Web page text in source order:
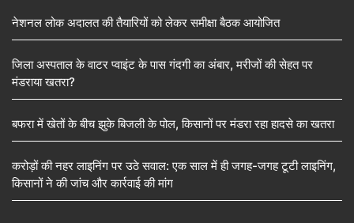
नेशनल लोक अदालत की तैयारियों को लेकर समीक्षा बैठक आयोजित
जिला अस्पताल के वाटर प्वाइंट के पास गंदगी का अंबार, मरीजों की सेहत पर
मंडराया खतरा?
बफरा में खेतों के बीच झुके बिजली के पोल, किसानों पर मंडरा रहा हादसे का खतरा
करोड़ों की नहर लाइनिंग पर उठे सवाल: एक साल में ही जगह-जगह टूटी लाइनिंग,
किसानों ने की जांच और कार्रवाई की मांग